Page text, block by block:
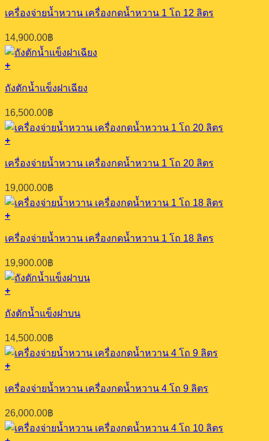
เครื่องจ่ายน้ำหวาน เครื่องกดน้ำหวาน 1 โถ 12 ลิตร
14,900.00฿
+
ถังตักน้ำแข็งฝาเฉียง
16,500.00฿
+
เครื่องจ่ายน้ำหวาน เครื่องกดน้ำหวาน 1 โถ 20 ลิตร
19,000.00฿
+
เครื่องจ่ายน้ำหวาน เครื่องกดน้ำหวาน 1 โถ 18 ลิตร
19,900.00฿
+
ถังตักน้ำแข็งฝาบน
14,500.00฿
+
เครื่องจ่ายน้ำหวาน เครื่องกดน้ำหวาน 4 โถ 9 ลิตร
26,000.00฿